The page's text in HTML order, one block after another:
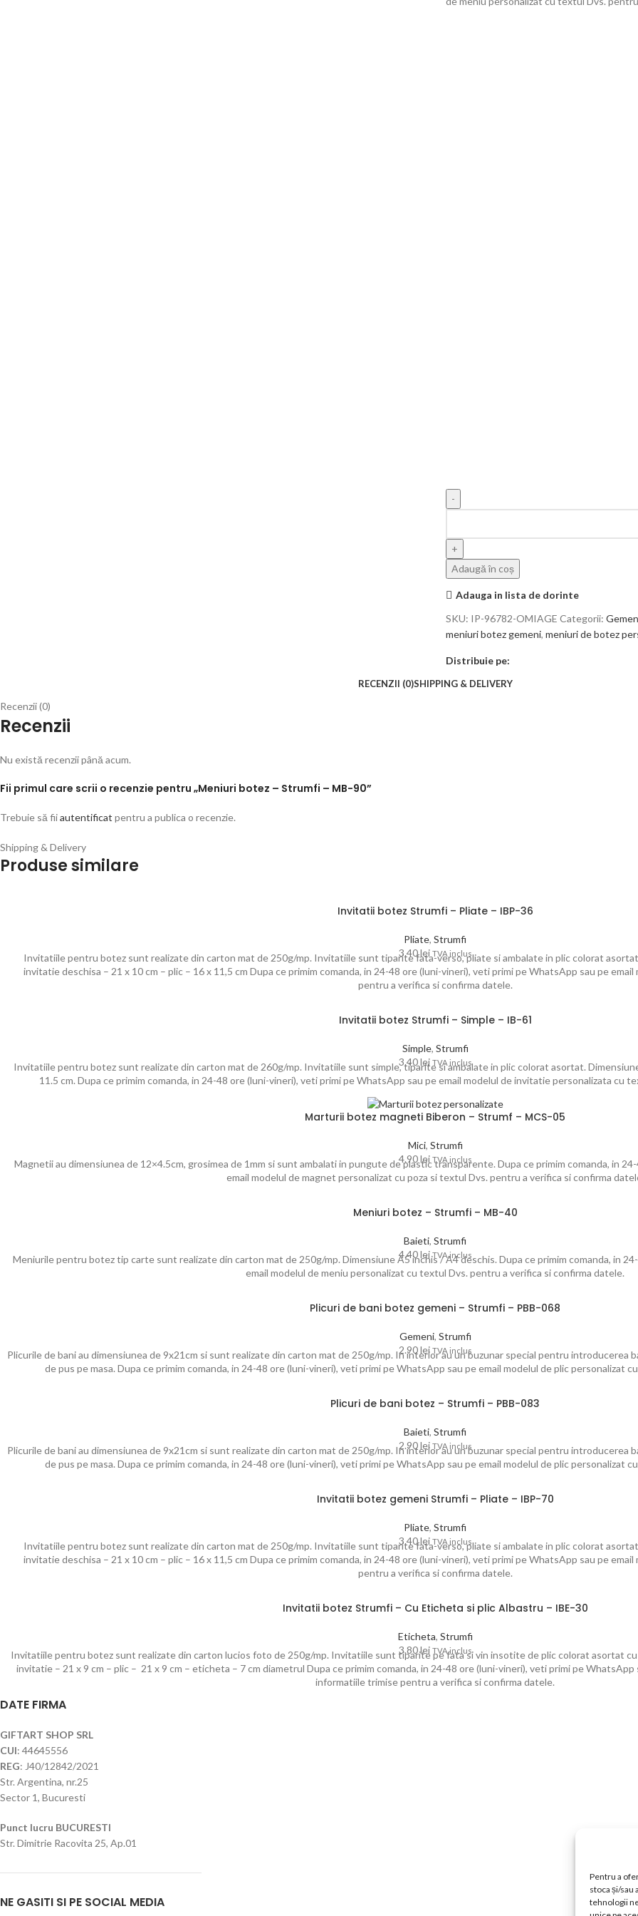
Pentru a
stoca și/sau
tehnologii
Adaugă în coș
Adauga in lista de dorinte
SKU: IP-96782-OMIAGE Categorii:
meniuri botez gemeni, meniuri de botez
Distribuie pe:
RECENZII (0)SHIPPING & DELIVERY
Recenzii (0)
Recenzii
Nu există recenzii până acum.
Fii primul care scrii o recenzie pentru „Meniuri botez – Strumfi – MB-90”
Trebuie să fiiautentificat pentru a publica o recenzie.
Shipping & Delivery
Produse similare
Invitatii botez Strumfi – Pliate – IBP-36
Pliate, Strumfi
3.40lei TVA inclus
Invitatiile pentru botez sunt realizate din carton mat de 250g/mp. Invitatiile sunt tiparite fata-verso, pliate si ambalate in plic colorat
invitatie deschisa – 21 x 10 cm – plic – 16 x 11,5 cm Dupa ce primim comanda, in 24-48 ore (luni-vineri), veti primi pe WhatsApp sau pe
pentru a verifica si confirma datele.
Invitatii botez Strumfi – Simple – IB-61
Simple, Strumfi
3.40lei TVA inclus
Invitatiile pentru botez sunt realizate din carton mat de 260g/mp. Invitatiile sunt simple, tiparite si ambalate in plic colorat asortat.
11.5 cm. Dupa ce primim comanda, in 24-48 ore (luni-vineri), veti primi pe WhatsApp sau pe email modelul de invitatie personalizata cu
Marturii botez magneti Biberon – Strumf – MCS-05
Mici, Strumfi
4.90lei TVA inclus
Magnetii au dimensiunea de 12×4.5cm, grosimea de 1mm si sunt ambalati in pungute de plastic transparente. Dupa ce primim comanda, in
email modelul de magnet personalizat cu poza si textul Dvs. pentru a verifica si confirma
Meniuri botez – Strumfi – MB-40
Baieti, Strumfi
4.40lei TVA inclus
Meniurile pentru botez tip carte sunt realizate din carton mat de 250g/mp. Dimensiune A5 inchis / A4 deschis. Dupa ce primim comanda, in
email modelul de meniu personalizat cu textul Dvs. pentru a verifica si confirma datele.
Plicuri de bani botez gemeni – Strumfi – PBB-068
Gemeni, Strumfi
2.90lei TVA inclus
Plicurile de bani au dimensiunea de 9x21cm si sunt realizate din carton mat de 250g/mp. In interior au un buzunar special pentru
de pus pe masa. Dupa ce primim comanda, in 24-48 ore (luni-vineri), veti primi pe WhatsApp sau pe email modelul de plic personalizat
Plicuri de bani botez – Strumfi – PBB-083
Baieti, Strumfi
2.90lei TVA inclus
Plicurile de bani au dimensiunea de 9x21cm si sunt realizate din carton mat de 250g/mp. In interior au un buzunar special pentru
de pus pe masa. Dupa ce primim comanda, in 24-48 ore (luni-vineri), veti primi pe WhatsApp sau pe email modelul de plic personalizat
Invitatii botez gemeni Strumfi – Pliate – IBP-70
Pliate, Strumfi
3.40lei TVA inclus
Invitatiile pentru botez sunt realizate din carton mat de 250g/mp. Invitatiile sunt tiparite fata-verso, pliate si ambalate in plic colorat
invitatie deschisa – 21 x 10 cm – plic – 16 x 11,5 cm Dupa ce primim comanda, in 24-48 ore (luni-vineri), veti primi pe WhatsApp sau pe
pentru a verifica si confirma datele.
Invitatii botez Strumfi – Cu Eticheta si plic Albastru – IBE-30
Eticheta, Strumfi
3.80lei TVA inclus
Invitatiile pentru botez sunt realizate din carton lucios foto de 250g/mp. Invitatiile sunt tiparite pe fata si vin insotite de plic colorat asortat
invitatie – 21 x 9 cm – plic – 21 x 9 cm – eticheta – 7 cm diametrul Dupa ce primim comanda, in 24-48 ore (luni-vineri), veti primi pe
informatiile trimise pentru a verifica si confirma datele.
DATE FIRMA
GIFTART SHOP SRL
CUI: 44645556
REG: J40/12842/2021
Str. Argentina, nr.25
Sector 1, Bucuresti
Punct lucru BUCURESTI
Str. Dimitrie Racovita 25, Ap.01
NE GASITI SI PE SOCIAL MEDIA